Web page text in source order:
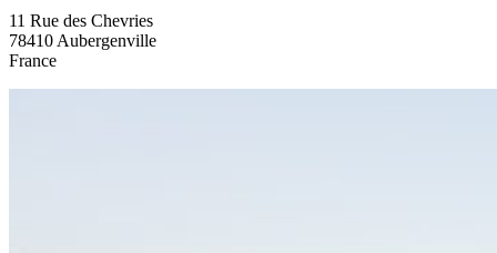
11 Rue des Chevries
78410 Aubergenville
France